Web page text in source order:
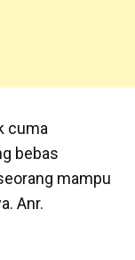
cuma
bebas
mampu
Anr.